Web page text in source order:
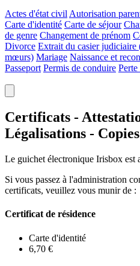
Actes d'état civil Autorisation
Carte d'identité Carte de séjour
de genre Changement de prénom
Divorce Extrait du casier judiciaire
mœurs) Mariage Naissance et
Passeport Permis de conduire
Certificats -
Légalisations - Copies
Le guichet électronique Irisbox est
Si vous passez à l'administration
certificats, veuillez vous munir de :
Certificat de résidence
Carte d'identité
6,70 €